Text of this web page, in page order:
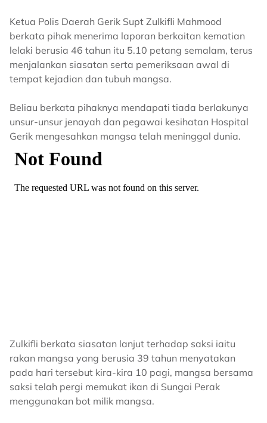
Ketua Polis Daerah Gerik Supt Zulkifli Mahmood
berkata pihak menerima laporan berkaitan kematian
lelaki berusia 46 tahun itu 5.10 petang semalam, terus
menjalankan siasatan serta pemeriksaan awal di
tempat kejadian dan tubuh mangsa.
Beliau berkata pihaknya mendapati tiada berlakunya
unsur-unsur jenayah dan pegawai kesihatan Hospital
Gerik mengesahkan mangsa telah meninggal dunia.
Zulkifli berkata siasatan lanjut terhadap saksi iaitu
rakan mangsa yang berusia 39 tahun menyatakan
pada hari tersebut kira-kira 10 pagi, mangsa bersama
saksi telah pergi memukat ikan di Sungai Perak
menggunakan bot milik mangsa.